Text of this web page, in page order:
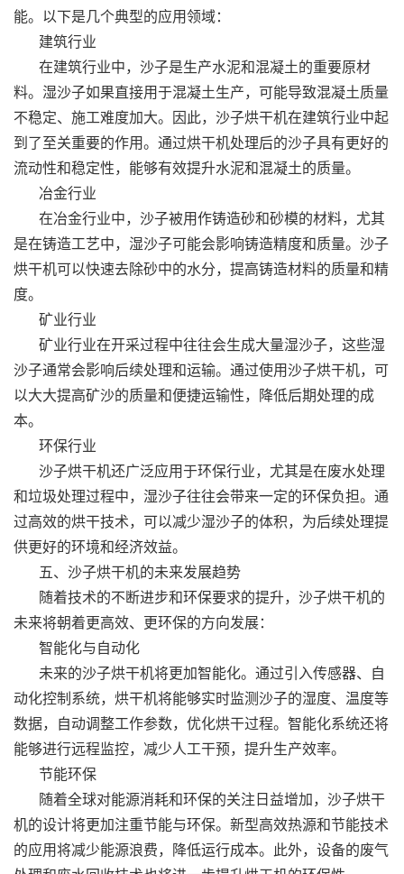
能。以下是几个典型的应用领域：
建筑行业
在建筑行业中，沙子是生产水泥和混凝土的重要原材
料。湿沙子如果直接用于混凝土生产，可能导致混凝土质量
不稳定、施工难度加大。因此，沙子烘干机在建筑行业中起
到了至关重要的作用。通过烘干机处理后的沙子具有更好的
流动性和稳定性，能够有效提升水泥和混凝土的质量。
冶金行业
在冶金行业中，沙子被用作铸造砂和砂模的材料，尤其
是在铸造工艺中，湿沙子可能会影响铸造精度和质量。沙子
烘干机可以快速去除砂中的水分，提高铸造材料的质量和精
度。
矿业行业
矿业行业在开采过程中往往会生成大量湿沙子，这些湿
沙子通常会影响后续处理和运输。通过使用沙子烘干机，可
以大大提高矿沙的质量和便捷运输性，降低后期处理的成
本。
环保行业
沙子烘干机还广泛应用于环保行业，尤其是在废水处理
和垃圾处理过程中，湿沙子往往会带来一定的环保负担。通
过高效的烘干技术，可以减少湿沙子的体积，为后续处理提
供更好的环境和经济效益。
五、沙子烘干机的未来发展趋势
随着技术的不断进步和环保要求的提升，沙子烘干机的
未来将朝着更高效、更环保的方向发展：
智能化与自动化
未来的沙子烘干机将更加智能化。通过引入传感器、自
动化控制系统，烘干机将能够实时监测沙子的湿度、温度等
数据，自动调整工作参数，优化烘干过程。智能化系统还将
能够进行远程监控，减少人工干预，提升生产效率。
节能环保
随着全球对能源消耗和环保的关注日益增加，沙子烘干
机的设计将更加注重节能与环保。新型高效热源和节能技术
的应用将减少能源浪费，降低运行成本。此外，设备的废气